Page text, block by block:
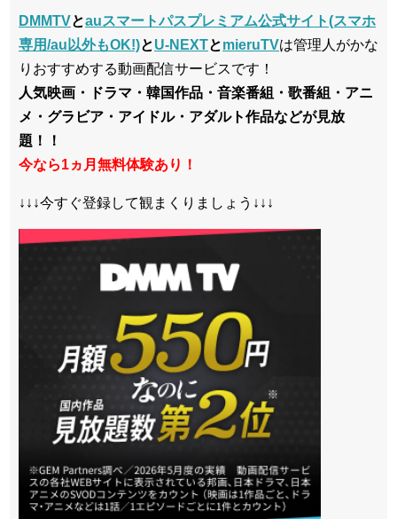
DMMTVとauスマートパスプレミアム公式サイト(スマホ
専用/au以外もOK!)とU-NEXTとmieruTVは管理人がかな
りおすすめする動画配信サービスです！
人気映画・ドラマ・韓国作品・音楽番組・歌番組・アニ
メ・グラビア・アイドル・アダルト作品などが見放
題！！
今なら1ヵ月無料体験あり！
↓↓↓今すぐ登録して観まくりましょう↓↓↓